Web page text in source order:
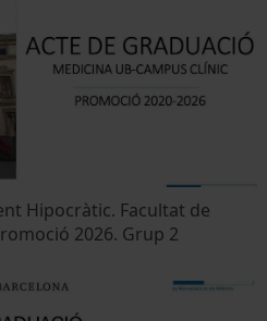
Hipocràtic. Facultat de
2026. Grup 2